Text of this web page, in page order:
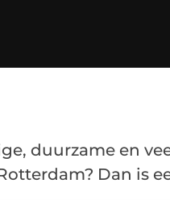
duurzame en
Dan is